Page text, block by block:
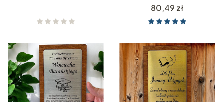
Cena
80,49 zł